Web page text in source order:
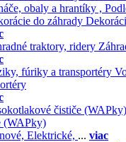
obaly a hrantíky ,
(WAPky)
Elektrické, ... viac